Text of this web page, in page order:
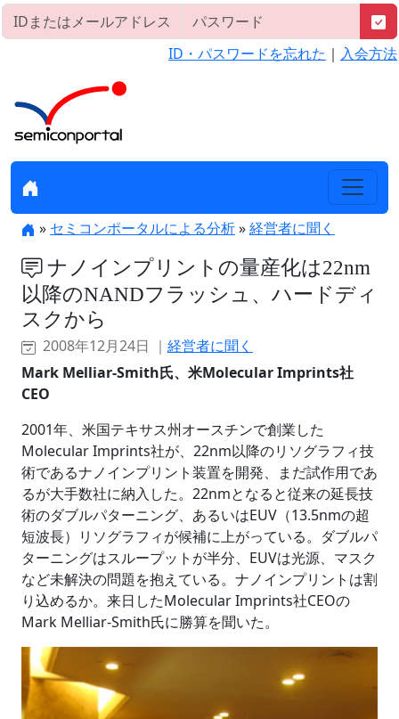
ID・パスワードを忘れた ｜ 入会方法
» セミコンポータルによる分析»経営者に聞く
ナノインプリントの量産化は22nm
以降のNANDフラッシュ、ハードディ
スクから
2008年12月24日 ｜ 経営者に聞く
Mark Melliar-Smith氏、米Molecular Imprints社
CEO
2001年、米国テキサス州オースチンで創業した
Molecular Imprints社が、22nm以降のリソグラフィ技
術であるナノインプリント装置を開発、まだ試作用であ
るが大手数社に納入した。22nmとなると従来の延長技
術のダブルパターニング、あるいはEUV（13.5nmの超
短波長）リソグラフィが候補に上がっている。ダブルパ
ターニングはスループットが半分、EUVは光源、マスク
など未解決の問題を抱えている。ナノインプリントは割
り込めるか。来日したMolecular Imprints社CEOの
Mark Melliar-Smith氏に勝算を聞いた。